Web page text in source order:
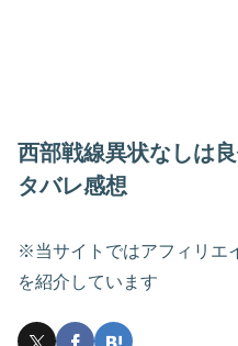
西部戦線異状なしは
タバレ感想
※当サイトではアフィリエ
を紹介しています